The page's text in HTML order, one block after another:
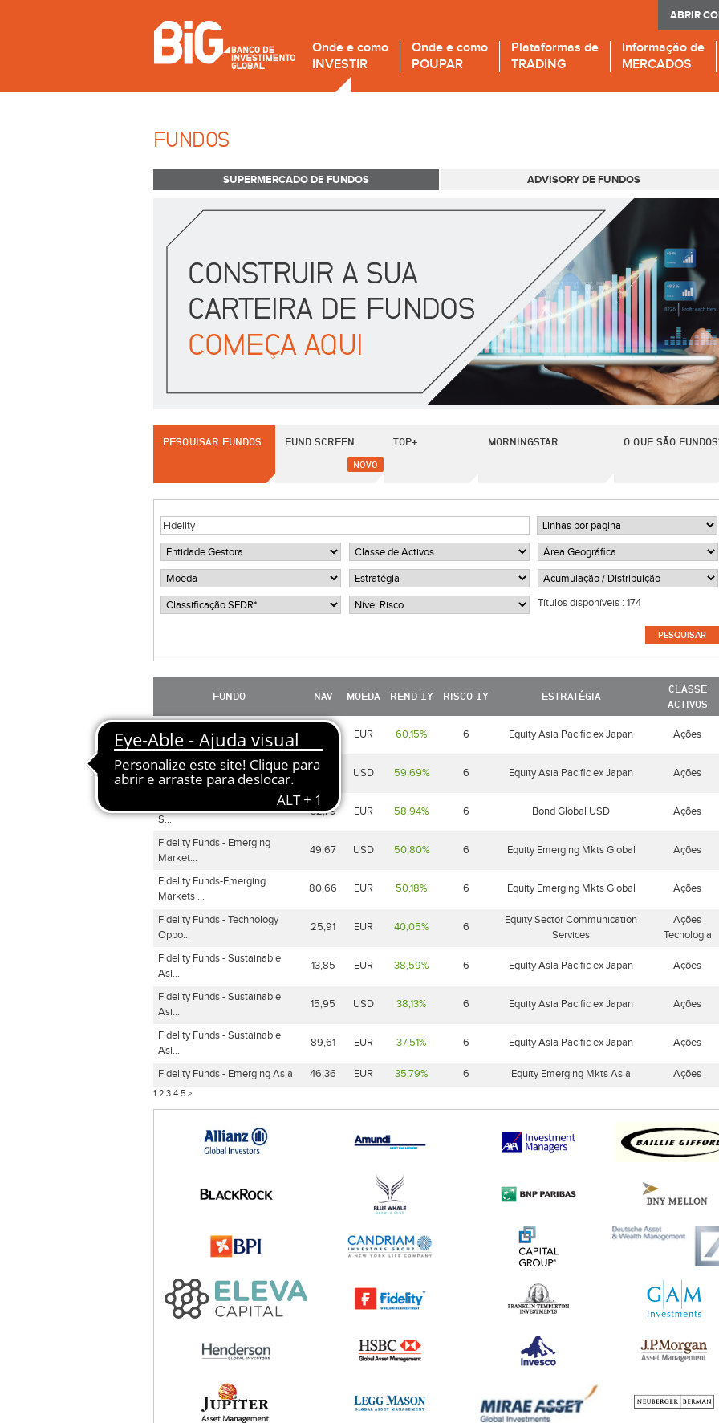
ABRIR
Onde e como
INVESTIR
Onde e como
POUPAR
Plataformas de
TRADING
Informação de
MERCADOS
FUNDOS
SUPERMERCADO DE FUNDOS ADVISORY DE FUNDOS
PESQUISAR FUNDOS FUND SCREEN
NOVO
TOP+ MORNINGSTAR O QUE SÃO
Títulos disponíveis : 174
FUNDO NAV MOEDA REND 1Y RISCO 1Y ESTRATÉGIA
CLASSE
ACTIVOS
S...
EUR 60,15% 6 Equity Asia Pacific ex Japan Ações
Fidelity Funds - Asian Special
S...
94,82 USD 59,69% 6 Equity Asia Pacific ex Japan Ações
Fidelity Funds - Asian Special
S...
32,79 EUR 58,94% 6 Bond Global USD Ações
Fidelity Funds - Emerging
Market...
49,67 USD 50,80% 6 Equity Emerging Mkts Global Ações
Fidelity Funds-Emerging
Markets ...
80,66 EUR 50,18% 6 Equity Emerging Mkts Global Ações
Fidelity Funds - Technology
Oppo...
25,91 EUR 40,05% 6
Equity Sector Communication
Services
Ações
Tecnologia
Fidelity Funds - Sustainable
Asi...
13,85 EUR 38,59% 6 Equity Asia Pacific ex Japan Ações
Fidelity Funds - Sustainable
Asi...
15,95 USD 38,13% 6 Equity Asia Pacific ex Japan Ações
Fidelity Funds - Sustainable
Asi...
89,61 EUR 37,51% 6 Equity Asia Pacific ex Japan Ações
Fidelity Funds - Emerging Asia 46,36 EUR 35,79% 6 Equity Emerging Mkts Asia Ações
1 2 3 4 5 >